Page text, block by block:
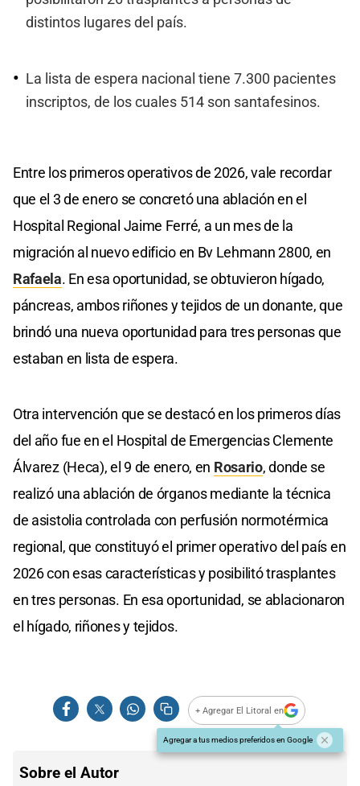
distintos lugares del país.
La lista de espera nacional tiene 7.300 pacientes
inscriptos, de los cuales 514 son santafesinos.
Entre los primeros operativos de 2026, vale recordar
que el 3 de enero se concretó una ablación en el
Hospital Regional Jaime Ferré, a un mes de la
migración al nuevo edificio en Bv Lehmann 2800, en
Rafaela. En esa oportunidad, se obtuvieron hígado,
páncreas, ambos riñones y tejidos de un donante, que
brindó una nueva oportunidad para tres personas que
estaban en lista de espera.
Otra intervención que se destacó en los primeros días
del año fue en el Hospital de Emergencias Clemente
Álvarez (Heca), el 9 de enero, en Rosario, donde se
realizó una ablación de órganos mediante la técnica
de asistolia controlada con perfusión normotérmica
regional, que constituyó el primer operativo del país en
2026 con esas características y posibilitó trasplantes
en tres personas. En esa oportunidad, se ablacionaron
el hígado, riñones y tejidos.
+ Agregar El Litoral en
Agregar a tus medios preferidos en Google
Sobre el Autor